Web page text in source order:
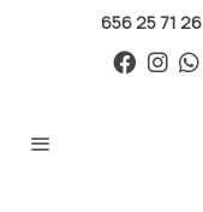
656 25 71 26